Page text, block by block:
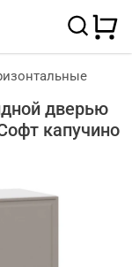
дверью
капучино